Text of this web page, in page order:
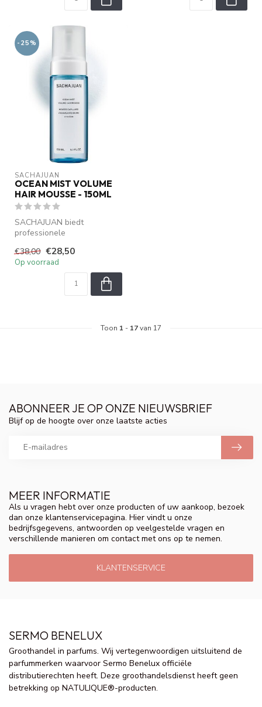
-25%
SACHAJUAN
OCEAN MIST VOLUME
HAIR MOUSSE - 150ML
SACHAJUAN biedt
professionele
Silk Technology. Verzorgt...
€38,00 €28,50
Op voorraad
Toon 1 - 17van 17
MEER INFORMATIE
Als u vragen hebt over onze producten of uw aankoop, bezoek
dan onze klantenservicepagina. Hier vindt u onze
bedrijfsgegevens, antwoorden op veelgestelde vragen en
verschillende manieren om contact met ons op te nemen.
KLANTENSERVICE
ABONNEER JE OP ONZE NIEUWSBRIEF
Blijf op de hoogte over onze laatste acties
SERMO BENELUX
Groothandel in parfums. Wij vertegenwoordigen uitsluitend de
parfummerken waarvoor Sermo Benelux officiële
distributierechten heeft. Deze groothandelsdienst heeft geen
betrekking op NATULIQUE®-producten.